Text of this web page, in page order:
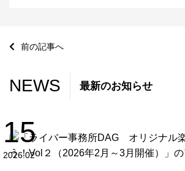
前の記事へ
NEWS 最新のお知らせ
15
2026.02